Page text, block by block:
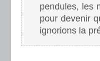
pendules, les
pour devenir
ignorions la